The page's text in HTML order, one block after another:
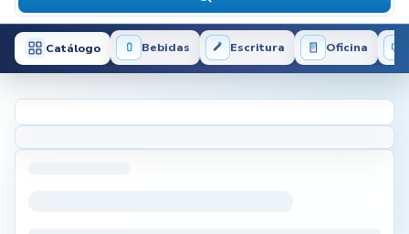
Catálogo Bebidas Escritura Oficina